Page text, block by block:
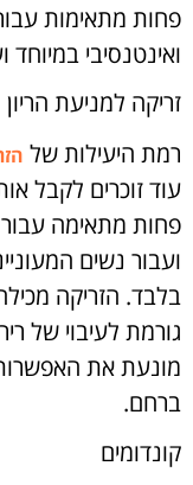
פחות מתאימות
ואינטנסיבי
זריקה למניעת הריון
רמת היעילות של
עוד זוכרים לקבל
פחות מתאימה עבור
ועבור נשים
בלבד. הזריקה
גורמת לעיבוי של
מונעת את
ברחם.
קונדומים